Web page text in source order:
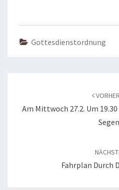
Gottesdienstordnung
Am Mittwoch 27.2. Um
Fahrplan Durch